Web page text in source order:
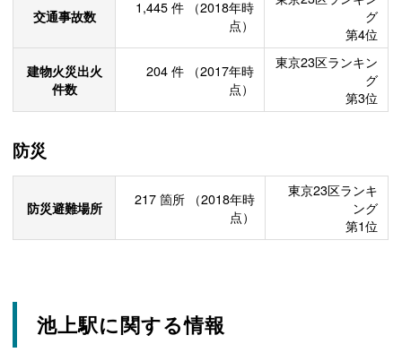
交通事故数 1,445 件
（2018年時
点）
グ
第4位
建物火災出火
件数
204 件
（2017年時
点）
東京23区ランキン
グ
第3位
防災
防災避難場所 217 箇所
（2018年時
点）
東京23区ランキ
ング
第1位
池上駅に関する情報